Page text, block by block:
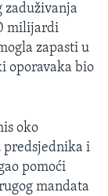
zaduživanja
milijardi
zapasti u
oporavaka bio
oko
predsjednika i
pomoći
mandata